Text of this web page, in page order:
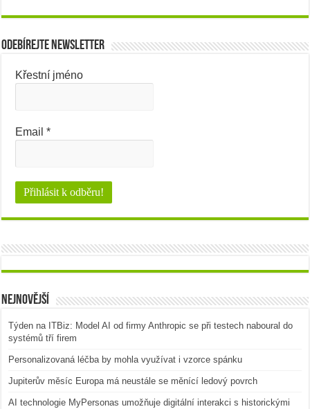
Odebírejte newsletter
Křestní jméno
Email*
Nejnovější
Týden na ITBiz: Model AI od firmy Anthropic se při testech naboural do
systémů tří firem
Personalizovaná léčba by mohla využívat i vzorce spánku
Jupiterův měsíc Europa má neustále se měnící ledový povrch
AI technologie MyPersonas umožňuje digitální interakci s historickými